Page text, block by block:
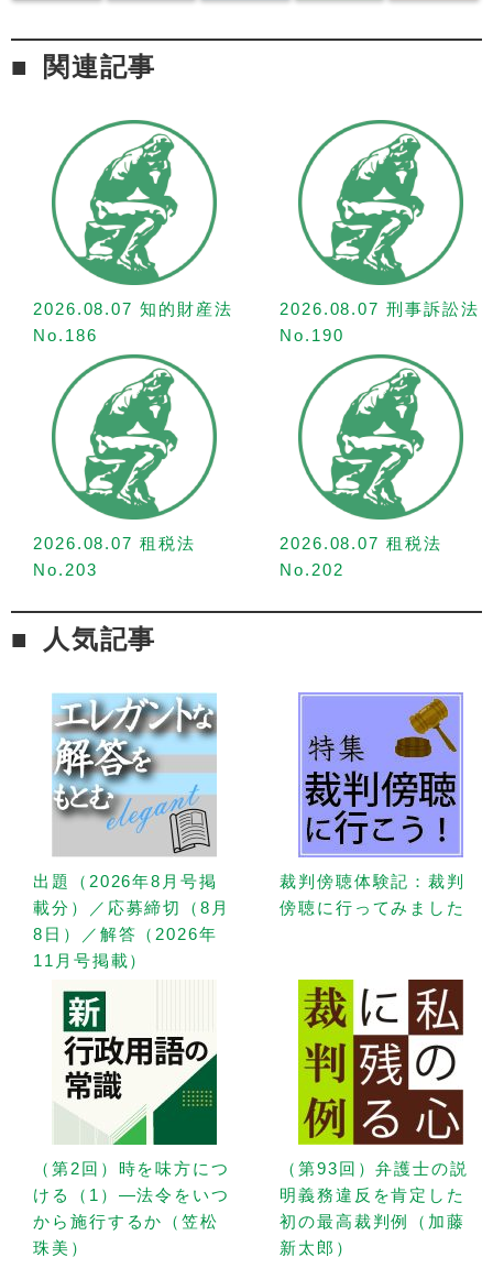
関連記事
2026.08.07 知的財産法
No.186
2026.08.07 刑事訴訟法
No.190
2026.08.07 租税法
No.203
2026.08.07 租税法
No.202
人気記事
出題（2026年8月号掲
載分）／応募締切（8月
8日）／解答（2026年
11月号掲載）
裁判傍聴体験記：裁判
傍聴に行ってみました
（第2回）時を味方につ
ける（1）—法令をいつ
から施行するか（笠松
珠美）
（第93回）弁護士の説
明義務違反を肯定した
初の最高裁判例（加藤
新太郎）